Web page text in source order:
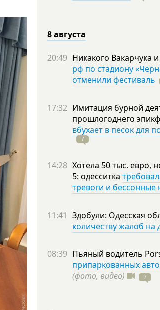
8 августа
20:49 Никакого Вакарчука
рф по стадиону
отменили фестиваль
17:32 Имитация бурной
прошлогоднего
вбухает в песок для
7
14:28 Хотела 50 тыс. евро,
5: одесситка
тревоги и бессонные
11:41 Здобули: Одесская
количеству жалоб на
08:39 Пьяный водитель
припаркованных
(фото, видео)
7